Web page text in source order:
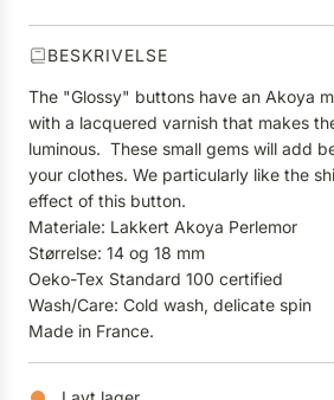
.
BESKRIVELSE
The "Glossy" buttons have an Akoya
with a lacquered varnish that makes
luminous. These small gems will add
your clothes. We particularly like the
effect of this button.
Materiale: Lakkert Akoya Perlemor
Størrelse: 14 og 18 mm
Oeko-Tex Standard 100 certified
Wash/Care: Cold wash, delicate spin
Made in France.